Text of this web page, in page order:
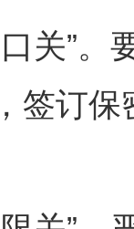
”。要
签订